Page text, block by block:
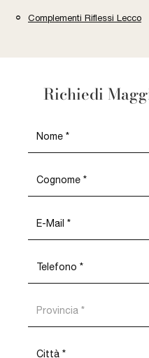
Complementi Riflessi Lecco
Richiedi